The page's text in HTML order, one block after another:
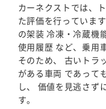
カーネクストでは、
た評価を行っていま
の架装 冷凍・冷蔵機
使用履歴 など、乗用
そのため、 古いトラ
がある車両 であって
し、 価値を見逃さず
す。